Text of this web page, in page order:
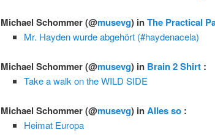
Michael Schommer(@musevg) inThe Practical
Mr. Hayden wurde abgehört (#haydenacela)
Michael Schommer(@musevg) in Brain 2 Shirt :
Take a walk on the WILD SIDE
Michael Schommer(@musevg) inAlles so :
Heimat Europa